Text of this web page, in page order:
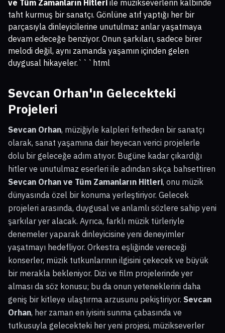
ve Tüm Zamanların Hitleri ile müzikseverlerin kalbinde
taht kurmuş bir sanatçı. Gönlüne atıf yaptığı her bir
parçasıyla dinleyicilerine unutulmaz anlar yaşatmaya
devam edeceğe benziyor. Onun şarkıları, sadece birer
melodi değil, aynı zamanda yaşamın içinden gelen
duygusal hikayeler.```html
Sevcan Orhan'ın Gelecekteki
Projeleri
Sevcan Orhan, müziğiyle kalpleri fetheden bir sanatçı
olarak, sanat yaşamına dair heyecan verici projelerle
dolu bir geleceğe adım atıyor. Bugüne kadar çıkardığı
hitler ve unutulmaz eserleri ile adından sıkça bahsettiren
Sevcan Orhan ve Tüm Zamanların Hitleri, onu müzik
dünyasında özel bir konuma yerleştiriyor. Gelecek
projeleri arasında, duygusal ve anlamlı sözlere sahip yeni
şarkılar yer alacak. Ayrıca, farklı müzik türleriyle
denemeler yaparak dinleyicisine yeni deneyimler
yaşatmayı hedefliyor. Orkestra eşliğinde vereceği
konserler, müzik tutkunlarının ilgisini çekecek ve büyük
bir merakla bekleniyor. Dizi ve film projelerinde yer
alması da söz konusu; bu da onun yeteneklerini daha
geniş bir kitleye ulaştırma arzusunu pekiştiriyor. Sevcan
Orhan, her zaman en iyisini sunma çabasında ve
tutkusuyla gelecekteki her yeni projesi, müzikseverler